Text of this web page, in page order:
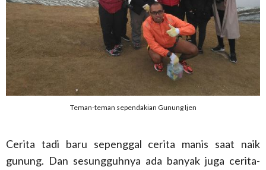
Teman-teman sependakian Gunung Ijen
Cerita tadi baru sepenggal cerita manis saat naik
gunung. Dan sesungguhnya ada banyak juga cerita-